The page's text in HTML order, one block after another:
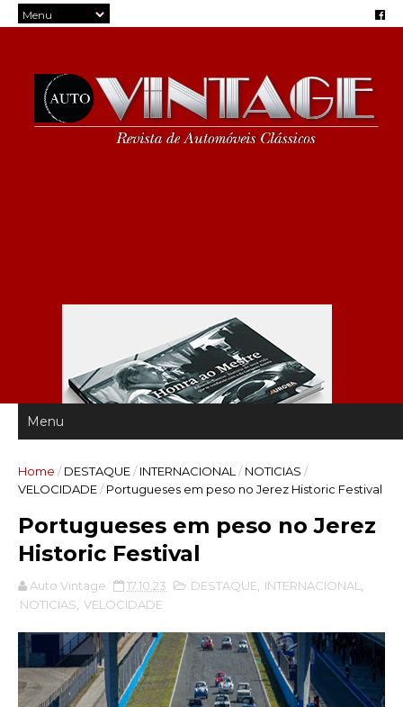
Home / DESTAQUE/ INTERNACIONAL / NOTICIAS /
VELOCIDADE/ Portugueses em peso no Jerez Historic Festival
Portugueses em peso no Jerez
Historic Festival
Auto Vintage 17.10.23 DESTAQUE INTERNACIONAL
NOTICIAS VELOCIDADE